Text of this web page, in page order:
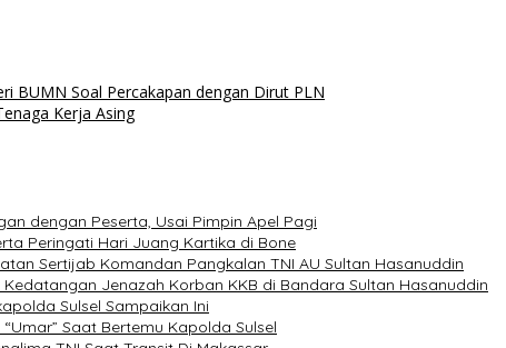
BUMN Soal Percakapan dengan Dirut PLN
Kerja Asing
dengan Peserta, Usai Pimpin Apel Pagi
Peringati Hari Juang Kartika di Bone
Sertijab Komandan Pangkalan TNI AU Sultan Hasanuddin
Jenazah Korban KKB di Bandara Sultan Hasanuddin
Sulsel Sampaikan Ini
Saat Bertemu Kapolda Sulsel